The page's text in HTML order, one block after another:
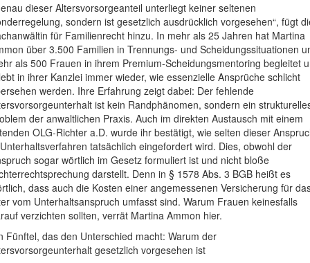
dieser Altersvorsorgeanteil unterliegt keiner seltenen
sondern ist gesetzlich ausdrücklich vorgesehen“, fügt
für Familienrecht hinzu. In mehr als 25 Jahren hat Martina
über 3.500 Familien in Trennungs- und Scheidungssituationen
als 500 Frauen in ihrem Premium-Scheidungsmentoring begleitet
in ihrer Kanzlei immer wieder, wie essenzielle Ansprüche schlicht
werden. Ihre Erfahrung zeigt dabei: Der fehlende
ist kein Randphänomen, sondern ein
der anwaltlichen Praxis. Auch im direkten Austausch mit einem
OLG-Richter a.D. wurde ihr bestätigt, wie selten dieser
tatsächlich eingefordert wird. Dies, obwohl der
sogar wörtlich im Gesetz formuliert ist und nicht bloße
darstellt. Denn in § 1578 Abs. 3 BGB heißt es
dass auch die Kosten einer angemessenen Versicherung für
vom Unterhaltsanspruch umfasst sind. Warum Frauen keinesfalls
verzichten sollten, verrät Martina Ammon hier.
Fünftel, das den Unterschied macht: Warum der
gesetzlich vorgesehen ist